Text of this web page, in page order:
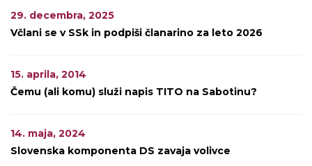
29. decembra, 2025
Včlani se v SSk in podpiši članarino za leto 2026
15. aprila, 2014
Čemu (ali komu) služi napis TITO na Sabotinu?
14. maja, 2024
Slovenska komponenta DS zavaja volivce